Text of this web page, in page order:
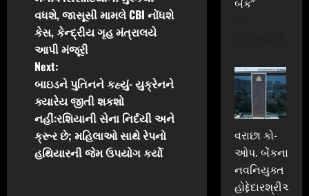
o
s
t
n
a
v
વધશે, જાસૂસી મામલે CBI નોંધશે
કેસ, કેન્દ્રીય ગૃહ મંત્રાલયે
આપી મંજૂરી
Next:
બાઇડને પુતિનને કહ્યું- યુક્રેનને
ક્યારેય જીતી શકશો
નહીં:રશિયાની સેના નિર્દયી અને
ક્રૂર છે; મહિલાઓ સાથે રેપનો
હથિયારની જેમ ઉપયોગ કર્યો
બેંક”
વરાછા કો-
ઓપ. બેંકના
નવનિયુક્ત
હોદ્દેદારશ્રીઓએ